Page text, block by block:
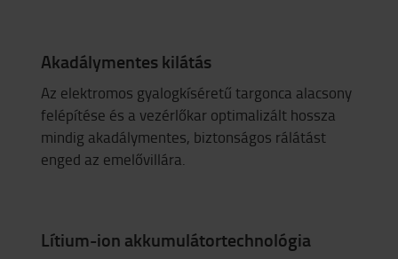
Akadálymentes kilátás
Az elektromos gyalogkíséretű targonca alacsony
felépítése és a vezérlőkar optimalizált hossza
mindig akadálymentes, biztonságos rálátást
enged az emelővillára.
Lítium-ion akkumulátortechnológia